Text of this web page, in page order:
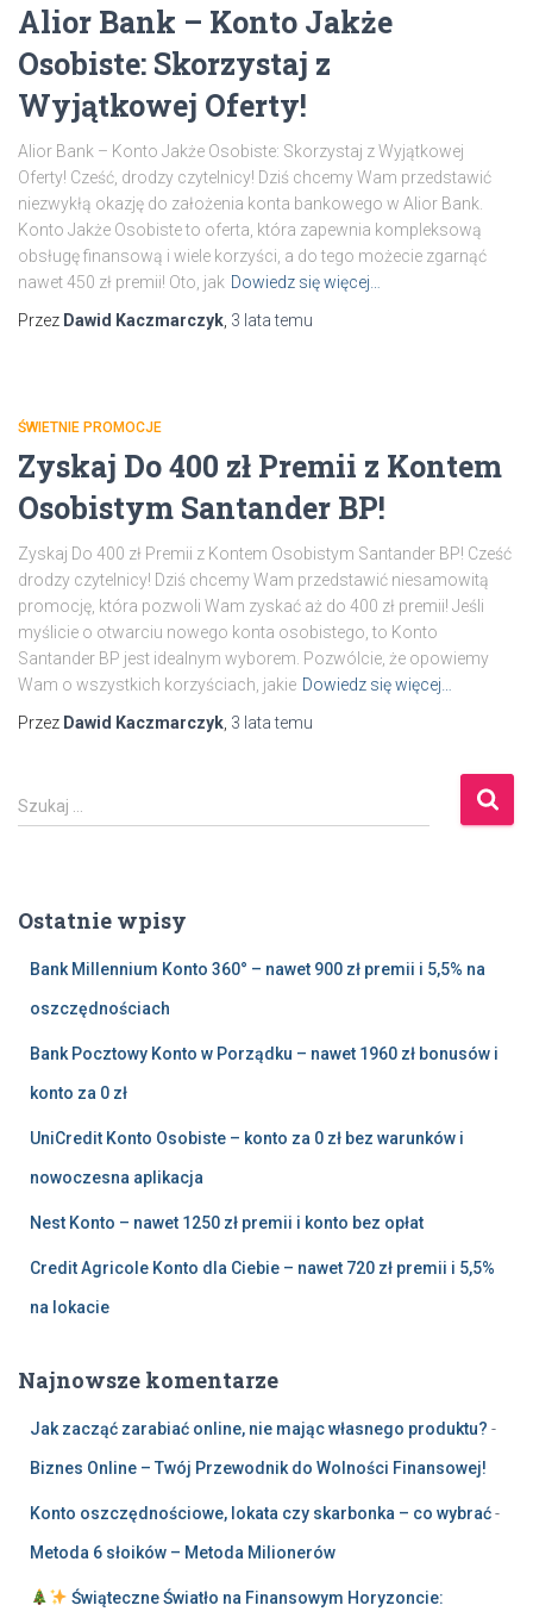
Alior Bank – Konto Jakże
Osobiste: Skorzystaj z
Wyjątkowej Oferty!
Alior Bank – Konto Jakże Osobiste: Skorzystaj z Wyjątkowej
Oferty! Cześć, drodzy czytelnicy! Dziś chcemy Wam przedstawić
niezwykłą okazję do założenia konta bankowego w Alior Bank.
Konto Jakże Osobiste to oferta, która zapewnia kompleksową
obsługę finansową i wiele korzyści, a do tego możecie zgarnąć
nawet 450 zł premii! Oto, jak Dowiedz się więcej…
Przez Dawid Kaczmarczyk 3 latatemu
ŚWIETNIE PROMOCJE
Zyskaj Do 400 zł Premii z Kontem
Osobistym Santander BP!
Zyskaj Do 400 zł Premii z Kontem Osobistym Santander BP! Cześć
drodzy czytelnicy! Dziś chcemy Wam przedstawić niesamowitą
promocję, która pozwoli Wam zyskać aż do 400 zł premii! Jeśli
myślicie o otwarciu nowego konta osobistego, to Konto
Santander BP jest idealnym wyborem. Pozwólcie, że opowiemy
Wam o wszystkich korzyściach, jakie Dowiedz się więcej…
Przez Dawid Kaczmarczyk 3 latatemu
S
z
j
Szukaj …
Ostatnie wpisy
Bank Millennium Konto 360° – nawet 900 zł premii i 5,5% na
oszczędnościach
Bank Pocztowy Konto w Porządku – nawet 1960 zł bonusów i
konto za 0 zł
UniCredit Konto Osobiste – konto za 0 zł bez warunków i
nowoczesna aplikacja
Nest Konto – nawet 1250 zł premii i konto bez opłat
Credit Agricole Konto dla Ciebie – nawet 720 zł premii i 5,5%
na lokacie
Najnowsze komentarze
Jak zacząć zarabiać online, nie mając własnego produktu? -
Biznes Online – Twój Przewodnik do Wolności Finansowej!
Konto oszczędnościowe, lokata czy skarbonka – co wybrać-
Metoda 6 słoików – Metoda Milionerów
Świąteczne Światło na Finansowym Horyzoncie: